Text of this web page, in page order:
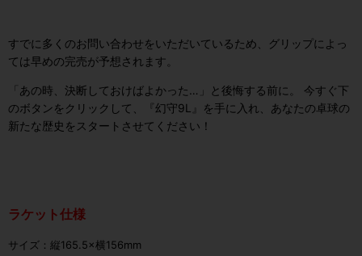
すでに多くのお問い合わせをいただいているため、グリップによっ
ては早めの完売が予想されます。
「あの時、決断しておけばよかった…」と後悔する前に。 今すぐ下
のボタンをクリックして、『幻守9L』を手に入れ、あなたの卓球の
新たな歴史をスタートさせてください！
ラケット仕様
サイズ：縦165.5×横156mm